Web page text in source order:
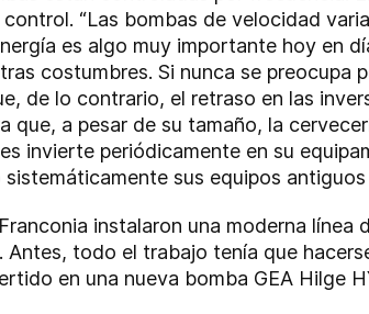
“Las bombas de velocidad
es algo muy importante hoy en
costumbres. Si nunca se
de lo contrario, el retraso en las
que, a pesar de su tamaño, la
invierte periódicamente en su
sus equipos
instalaron una moderna
todo el trabajo tenía que
en una nueva bomba GEA Hilge